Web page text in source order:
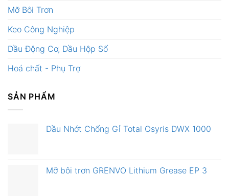
Mỡ Bôi Trơn
Keo Công Nghiệp
Dầu Động Cơ, Dầu Hộp Số
Hoá chất - Phụ Trợ
SẢN PHẨM
Dầu Nhớt Chống Gỉ Total Osyris DWX 1000
Mỡ bôi trơn GRENVO Lithium Grease EP 3